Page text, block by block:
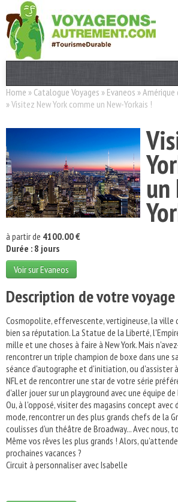
Actualités
Destinations
Acteurs
Thèmes
Home » Catalogue Voyages » Evaneos »Amérique
»Visitez New York comme un New-Yorkais !
un
à partir de 4100.00 €
Durée : 8 jours
Voir sur Evaneos
Description de votre
Cosmopolite, effervescente, vertigineuse, la ville
bien sa réputation. La Statue de la Liberté,
mille et une choses à faire à New York. Mais
rencontrer un triple champion de boxe dans une
séance d'autographe et d'initiation, ou d'assister
NFL et de rencontrer une star de votre série
d'aller jouer sur un playground avec une équipe
Ou, à l'opposé, visiter des magasins concept avec
mode, rencontrer un des plus grands chefs de la
coulisses d'un théâtre de Broadway... Avec
Même vos rêves les plus grands ! Alors,
prochaines vacances ?
Circuit à personnaliser avec Isabelle